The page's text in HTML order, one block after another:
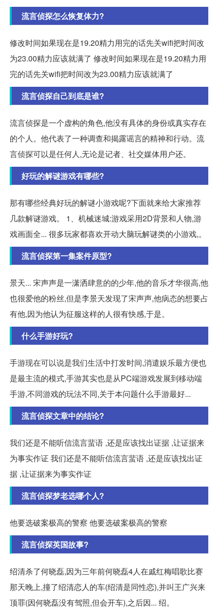
流言侦探怎么恢复体力?
修改时间如果现在是19.20精力用完的话先关wifi把时间改
为23.00精力应该就满了 修改时间如果现在是19.20精力用
完的话先关wifi把时间改为23.00精力应该就满了
流言侦探自己到底是谁?
流言侦探是一个虚构的角色,他没有具体的身份或真实存在
的个人。他代表了一种调查和揭露谣言的精神和行动。流
言侦探可以是任何人,无论是记者、社交媒体用户还。
好玩的解谜游戏有哪些?
那有哪些经典好玩的解谜小游戏呢?下面就来给大家推荐
几款解谜游戏。 1、机械迷城:游戏采用2D背景和人物,游
戏画面全... 很多玩家都喜欢开动大脑玩解谜类的小游戏,。
流言侦探第一集案件原型?
景天... 宋声声是一潇洒肆意的的少年,他的音乐才华很高,他
也很爱他的粉丝,但是李景天发现了宋声声,他病态的想要占
有他,因为他认为征服这样的人很有快感,于是。
什么手游好玩?
手游现在可以说是我们生活中打发时间,消遣娱乐最方便也
是最主流的模式,手游其实也是从PC端游戏发展到移动端
手游,不同游戏的玩法不同,关于本问题什么手游最好...
流言侦探文章中的结论?
我们还是不能听信流言蜚语 ,还是应该找出证据 ,让证据来
为事实作证 我们还是不能听信流言蜚语 ,还是应该找出证
据 ,让证据来为事实作证
流言侦探梦老选哪个人?
他要选破案极高的警察 他要选破案极高的警察
流言侦探英国故事?
绍清杀了何晓磊,因为三年前何晓磊4人在戚红梅唱歌比赛
那天晚上,撞了绍清恋人的车(绍清是同性恋),并叫王广兴来
顶罪(因何晓磊没有驾照,但会开车),之后因... 绍。